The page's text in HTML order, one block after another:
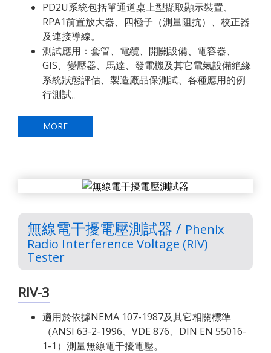
PD2U系統包括單通道桌上型擷取顯示裝置、
RPA1前置放大器、四極子（測量阻抗）、校正器
及連接導線。
測試應用：套管、電纜、開關設備、電容器、
GIS、變壓器、馬達、發電機及其它電氣設備絶緣
系統狀態評估、製造廠品保測試、各種應用的例
行測試。
MORE
無線電干擾電壓測試器 / Phenix
Radio Interference Voltage (RIV)
Tester
RIV-3
適用於依據NEMA 107-1987及其它相關標準
（ANSI 63-2-1996、VDE 876、DIN EN 55016-
1-1）測量無線電干擾電壓。